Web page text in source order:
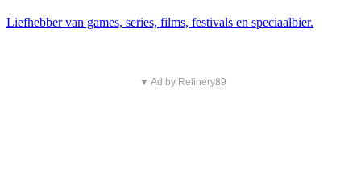
Liefhebber van games, series, films, festivals en speciaalbier.
▼ Ad by Refinery89